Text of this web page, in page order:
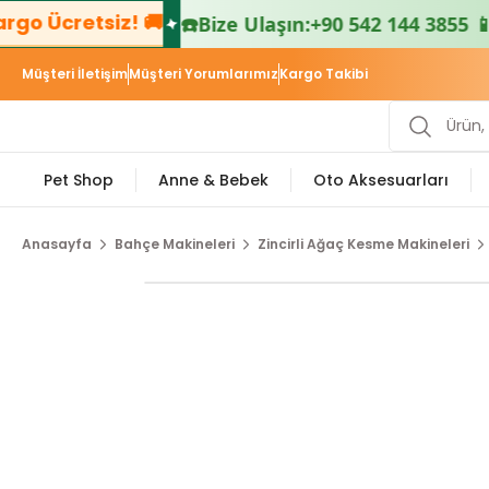
🚚 ☎️Bize Ulaşın:+90 542 144 3855 📱 📦
Müşteri İletişimMüşteri YorumlarımızKargo Takibi
Pet Shop Anne & Bebek Oto Aksesuarları
Anasayfa Bahçe Makineleri Zincirli Ağaç Kesme Makineleri